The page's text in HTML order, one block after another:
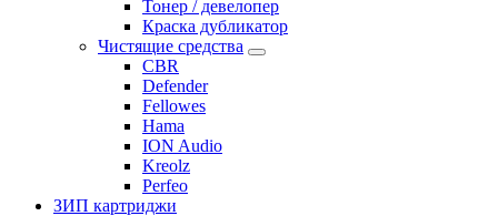
Тонер / девелопер
Краска дубликатор
Чистящие средства
CBR
Defender
Fellowes
Hama
ION Audio
Kreolz
Perfeo
ЗИП картриджи